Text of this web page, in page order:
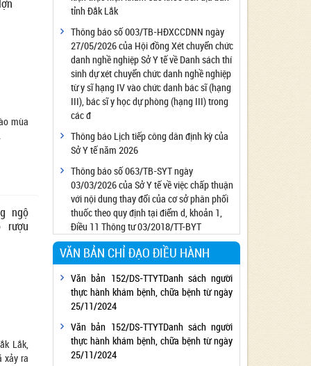
mùa
ngộ
rượu
Lắk,
xảy ra
Công bố đủ điều kiện cung cấp dịch vụ diệt
côn trùng, diệt khuẩn bằng chế phẩm
Công bố cơ sở đủ điều kiện quan trắc môi
trường lao động
Công bố hồ sơ về trang thiết bị y tế
Công bố cơ sở đủ điều kiện tiêm chủng
Cơ sở Massage đủ điều kiện hoạt động
Cơ sở thẩm mỹ đủ điều kiện hoạt động
tỉnh Đắk Lắk
Thông báo số 003/TB-HĐXCCDNN ngày
27/05/2026 của Hội đồng Xét chuyển chức
danh nghề nghiệp Sở Y tế về Danh sách thí
sinh dự xét chuyển chức danh nghề nghiệp
từ y sĩ hạng IV vào chức danh bác sĩ (hạng
III), bác sĩ y học dự phòng (hạng III) trong
các đ
Thông báo Lịch tiếp công dân định kỳ của
Sở Y tế năm 2026
Thông báo số 063/TB-SYT ngày
03/03/2026 của Sở Y tế về việc chấp thuận
với nội dung thay đổi của cơ sở phân phối
thuốc theo quy định tại điểm d, khoản 1,
Điều 11 Thông tư 03/2018/TT-BYT
VĂN BẢN CHỈ ĐẠO ĐIỀU HÀNH
Văn bản 152/DS-TTYTDanh sách người
thực hành khám bệnh, chữa bệnh từ ngày
25/11/2024
Văn bản 152/DS-TTYTDanh sách người
thực hành khám bệnh, chữa bệnh từ ngày
25/11/2024